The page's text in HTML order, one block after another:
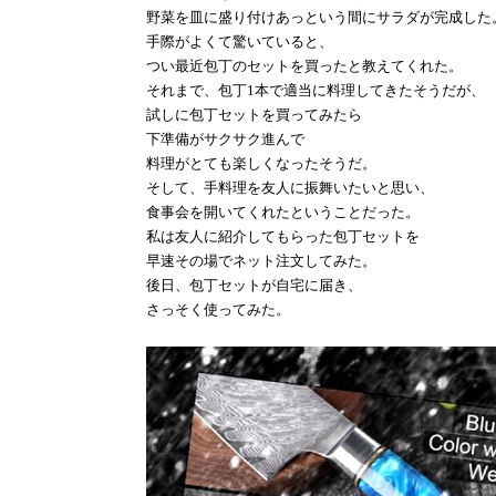
野菜を皿に盛り付けあっという間にサラダが完成した
手際がよくて驚いていると、
つい最近包丁のセットを買ったと教えてくれた。
それまで、包丁1本で適当に料理してきたそうだが、
試しに包丁セットを買ってみたら
下準備がサクサク進んで
料理がとても楽しくなったそうだ。
そして、手料理を友人に振舞いたいと思い、
食事会を開いてくれたということだった。
私は友人に紹介してもらった包丁セットを
早速その場でネット注文してみた。
後日、包丁セットが自宅に届き、
さっそく使ってみた。